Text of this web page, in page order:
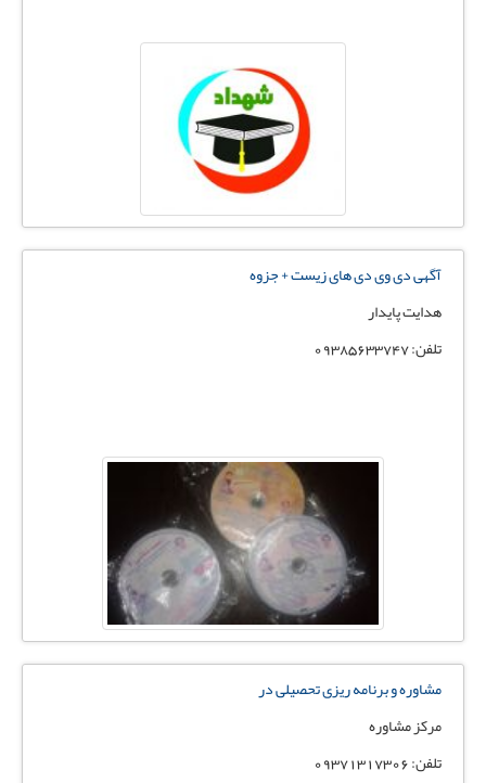
آگهی دی وی دی های زیست + جزوه
هدایت پایدار
تلفن: 09385633747
مشاوره و برنامه ریزی تحصیلی در
مرکز مشاوره
تلفن: 09371317306